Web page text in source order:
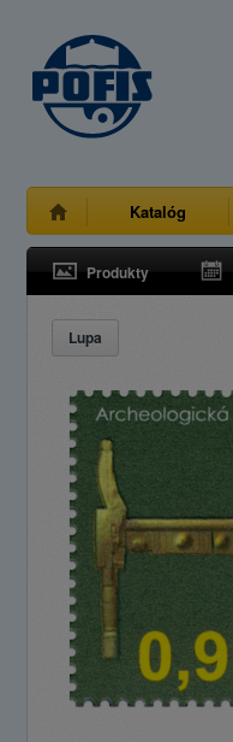
Katalóg
Produkty
Lupa